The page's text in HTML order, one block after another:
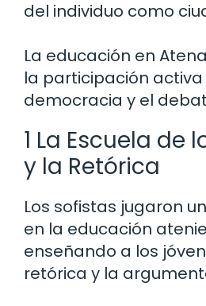
del individuo como
La educación en
la participación activa
democracia y el
1 La Escuela de
y la Retórica
Los sofistas jugaron
en la educación
enseñando a los
retórica y la